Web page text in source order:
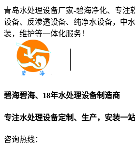
青岛水处理设备厂家-碧海净化、专注
设备、反渗透设备、纯净水设备，中
装，维护等一体化服务！
碧海碧海、18年水处理设备制造商
专注水处理设备定制、生产，安装一
咨询热线：